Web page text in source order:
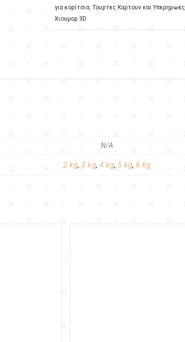
για κορίτσια, Τουρτες Καρτουν και Υπερηρωες
Χιουμορ 3D
N/A
2 kg, 3 kg, 4 kg, 5 kg, 6 kg